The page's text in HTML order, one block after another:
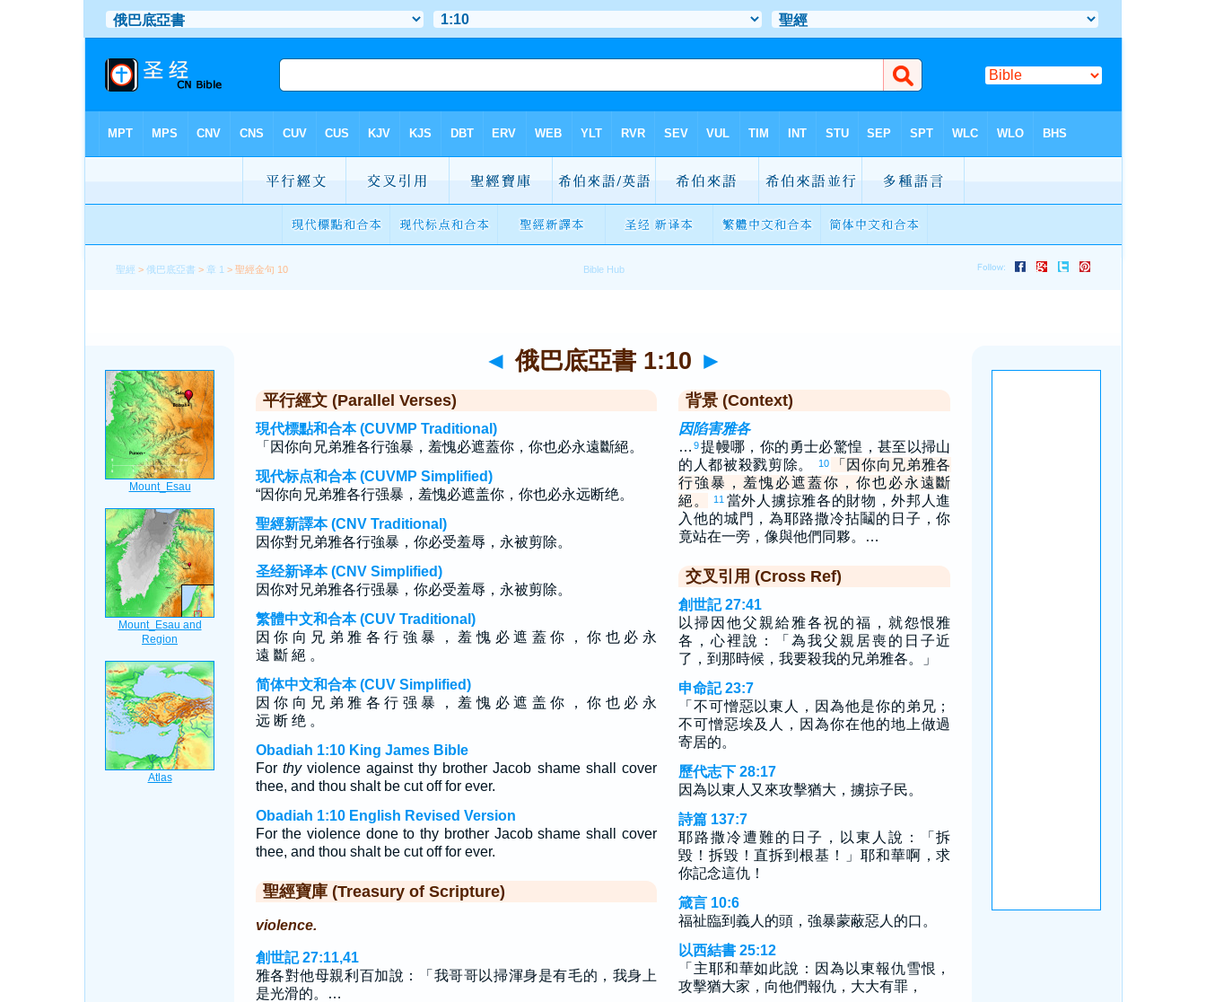
聖經 >俄巴底亞書 > 章 1 > 聖經金句 10
◄ 俄巴底亞書 1:10 ►
平行經文 (Parallel Verses)
現代標點和合本 (CUVMP Traditional)
「因你向兄弟雅各行強暴，羞愧必遮蓋你，你也必永遠斷絕。
现代标点和合本 (CUVMP Simplified)
“因你向兄弟雅各行强暴，羞愧必遮盖你，你也必永远断绝。
聖經新譯本 (CNV Traditional)
因你對兄弟雅各行強暴，你必受羞辱，永被剪除。
圣经新译本 (CNV Simplified)
因你对兄弟雅各行强暴，你必受羞辱，永被剪除。
繁體中文和合本 (CUV Traditional)
因 你 向 兄 弟 雅 各 行 強 暴 ， 羞 愧 必 遮 蓋 你 ， 你 也 必 永
遠 斷 絕 。
简体中文和合本 (CUV Simplified)
因 你 向 兄 弟 雅 各 行 强 暴 ， 羞 愧 必 遮 盖 你 ， 你 也 必 永
远 断 绝 。
Obadiah 1:10 King James Bible
For thyviolence against thy brother Jacob shame shall cover
thee, and thou shalt be cut off for ever.
Obadiah 1:10 English Revised Version
For the violence done to thy brother Jacob shame shall cover
thee, and thou shalt be cut off for ever.
聖經寶庫 (Treasury of Scripture)
violence.
創世記 27:11,41
雅各對他母親利百加說：「我哥哥以掃渾身是有毛的，我身上
是光滑的。…
背景 (Context)
因陷害雅各
… 9提幔哪，你的勇士必驚惶，甚至以掃山
的人都被殺戮剪除。
10
「因你向兄弟雅各
行強暴，羞愧必遮蓋你，你也必永遠斷
絕。
11 當外人擄掠雅各的財物，外邦人進
入他的城門，為耶路撒冷拈鬮的日子，你
竟站在一旁，像與他們同夥。…
交叉引用 (Cross Ref)
創世記 27:41
以掃因他父親給雅各祝的福，就怨恨雅
各，心裡說：「為我父親居喪的日子近
了，到那時候，我要殺我的兄弟雅各。」
申命記 23:7
「不可憎惡以東人，因為他是你的弟兄；
不可憎惡埃及人，因為你在他的地上做過
寄居的。
歷代志下 28:17
因為以東人又來攻擊猶大，擄掠子民。
詩篇 137:7
耶路撒冷遭難的日子，以東人說：「拆
毀！拆毀！直拆到根基！」耶和華啊，求
你記念這仇！
箴言 10:6
福祉臨到義人的頭，強暴蒙蔽惡人的口。
以西結書 25:12
「主耶和華如此說：因為以東報仇雪恨，
攻擊猶大家，向他們報仇，大大有罪，